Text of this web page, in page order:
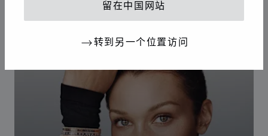
留在中国网站
转到另一个位置访问